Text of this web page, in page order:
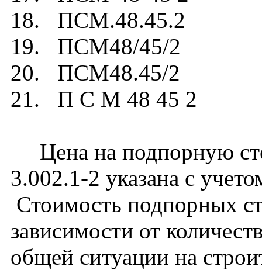
18. ПСМ.48.45.2
19. ПСМ48/45/2
20. ПСМ48.45/2
21. П С М 48 45 2
Цена на подпорную
3.002.1-2 указана с
Стоимость подпорных
зависимости от
общей ситуации на